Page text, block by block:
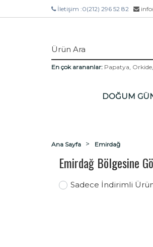
İletişim :0(212) 296 52 82
En çok arananlar: Papatya, Orkide,
DOĞUM
Ana Sayfa Emirdağ
Emirdağ Bölgesine
Sadece İndirimli